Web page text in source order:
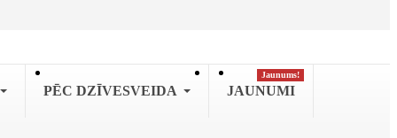
PĒC DZĪVESVEIDA JAUNUMI
Jaunums!